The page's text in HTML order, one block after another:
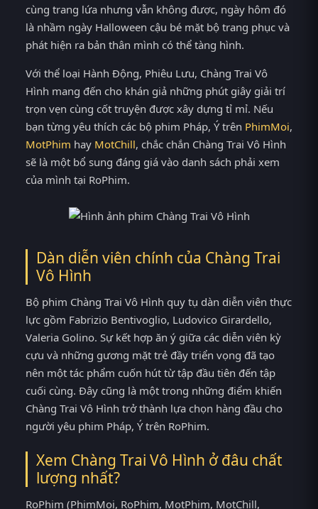
cùng trang lứa nhưng vẫn không được, ngày hôm đó
là nhầm ngày Halloween cậu bé mặt bộ trang phục và
phát hiện ra bản thân mình có thể tàng hình.
Với thể loại Hành Động, Phiêu Lưu, Chàng Trai Vô
Hình mang đến cho khán giả những phút giây giải trí
trọn vẹn cùng cốt truyện được xây dựng tỉ mỉ. Nếu
bạn từng yêu thích các bộ phim Pháp, Ý trên PhimMoi,
MotPhim hay MotChill, chắc chắn Chàng Trai Vô Hình
sẽ là một bổ sung đáng giá vào danh sách phải xem
của mình tại RoPhim.
Dàn diễn viên chính của Chàng Trai
Vô Hình
Bộ phim Chàng Trai Vô Hình quy tụ dàn diễn viên thực
lực gồm Fabrizio Bentivoglio, Ludovico Girardello,
Valeria Golino. Sự kết hợp ăn ý giữa các diễn viên kỳ
cựu và những gương mặt trẻ đầy triển vọng đã tạo
nên một tác phẩm cuốn hút từ tập đầu tiên đến tập
cuối cùng. Đây cũng là một trong những điểm khiến
Chàng Trai Vô Hình trở thành lựa chọn hàng đầu cho
người yêu phim Pháp, Ý trên RoPhim.
Xem Chàng Trai Vô Hình ở đâu chất
lượng nhất?
RoPhim (PhimMoi, RoPhim, MotPhim, MotChill,